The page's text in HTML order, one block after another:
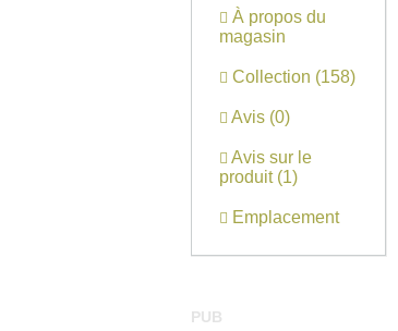
À propos du
magasin
Collection (158)
Avis (0)
Avis sur le
produit (1)
Emplacement
PUB